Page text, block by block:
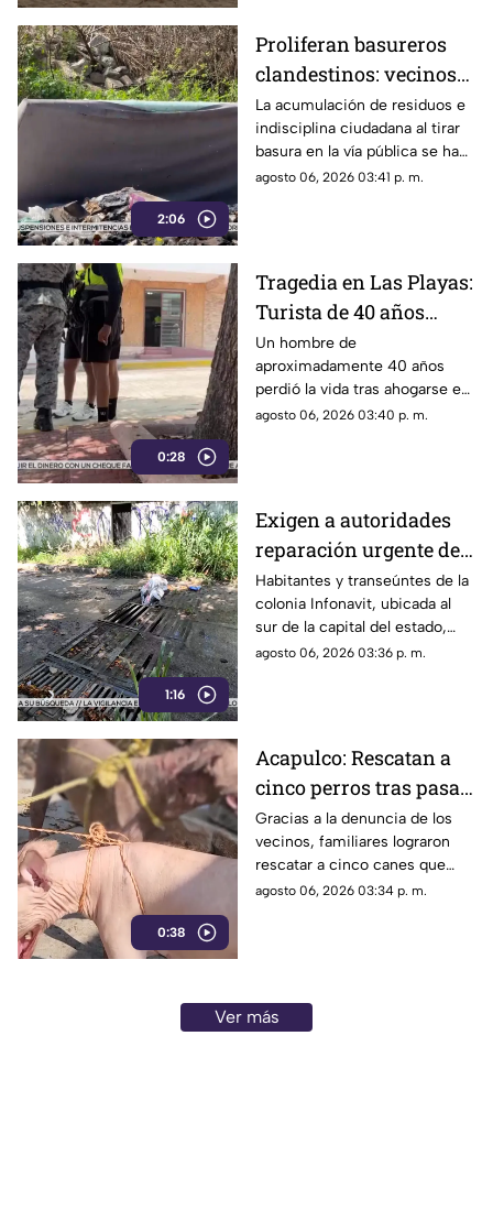
2:06
Proliferan basureros
clandestinos: vecinos
exigen conciencia y
sanciones más
estrictas
La acumulación de residuos e
indisciplina ciudadana al tirar
basura en la vía pública se ha
consolidado como un grave
agosto 06, 2026 03:41 p. m.
0:28
Tragedia en Las Playas:
Turista de 40 años
mu3r3 ahogado en la
alberca de un hotel en
Acapulco
Un hombre de
aproximadamente 40 años
perdió la vida tras ahogarse en
la alberca de un hotel del
agosto 06, 2026 03:40 p. m.
1:16
Exigen a autoridades
reparación urgente de
alcantarilla en la
colonia Infonavit de
Chilpancingo
Habitantes y transeúntes de la
colonia Infonavit, ubicada al
sur de la capital del estado,
denunciaron la falta de
señalando que representa un
peligro constante ante el inicio
de la temporada de lluvias y el
próximo regreso a clases.
agosto 06, 2026 03:36 p. m.
0:38
Acapulco: Rescatan a
cinco perros tras pasar
seis días encerrados
por el fallecimiento de
su dueño
Gracias a la denuncia de los
vecinos, familiares lograron
rescatar a cinco canes que
habían quedado atrapados al
agosto 06, 2026 03:34 p. m.
Ver más